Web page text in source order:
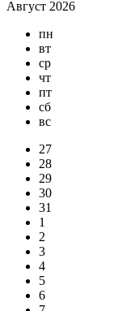
Август 2026
пн
вт
ср
чт
пт
сб
вс
27
28
29
30
31
1
2
3
4
5
6